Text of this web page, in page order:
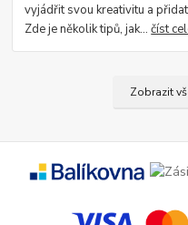
vyjádřit svou kreativitu a
Zde je několik tipů, jak...číst
Zobrazit